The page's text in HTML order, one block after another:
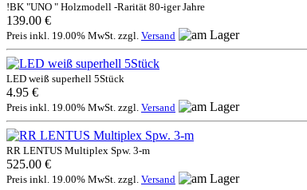
!BK "UNO " Holzmodell -Rarität 80-iger Jahre
139.00 €
Preis inkl. 19.00% MwSt. zzgl. Versand
LED weiß superhell 5Stück
4.95 €
Preis inkl. 19.00% MwSt. zzgl. Versand
RR LENTUS Multiplex Spw. 3-m
525.00 €
Preis inkl. 19.00% MwSt. zzgl. Versand